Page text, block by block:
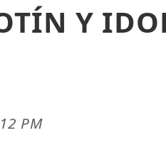
Y
PM